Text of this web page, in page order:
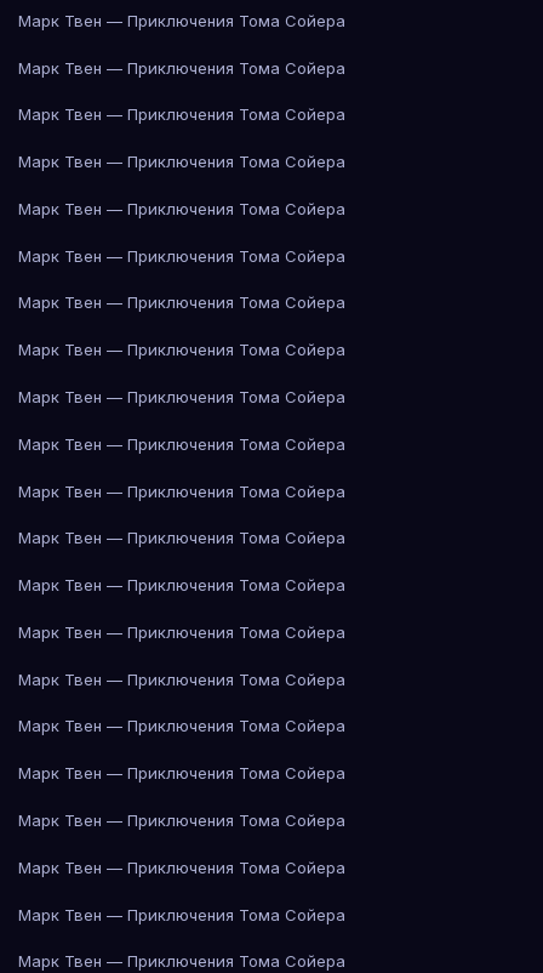
Марк Твен — Приключения Тома Сойера
Марк Твен — Приключения Тома Сойера
Марк Твен — Приключения Тома Сойера
Марк Твен — Приключения Тома Сойера
Марк Твен — Приключения Тома Сойера
Марк Твен — Приключения Тома Сойера
Марк Твен — Приключения Тома Сойера
Марк Твен — Приключения Тома Сойера
Марк Твен — Приключения Тома Сойера
Марк Твен — Приключения Тома Сойера
Марк Твен — Приключения Тома Сойера
Марк Твен — Приключения Тома Сойера
Марк Твен — Приключения Тома Сойера
Марк Твен — Приключения Тома Сойера
Марк Твен — Приключения Тома Сойера
Марк Твен — Приключения Тома Сойера
Марк Твен — Приключения Тома Сойера
Марк Твен — Приключения Тома Сойера
Марк Твен — Приключения Тома Сойера
Марк Твен — Приключения Тома Сойера
Марк Твен — Приключения Тома Сойера